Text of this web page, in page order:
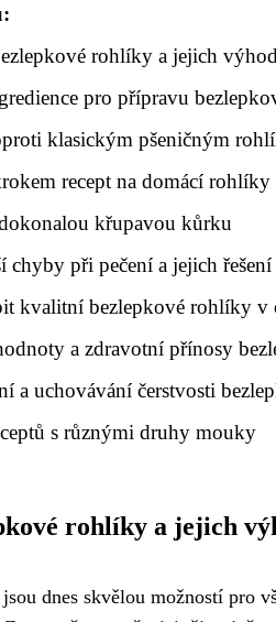
rohlíky a jejich
pro přípravu
klasickým pšeničným
recept na domácí rohlíky
křupavou kůrku
chyby při pečení a jejich řešení
kvalitní bezlepkové rohlíky v
a zdravotní přínosy
a uchovávání čerstvosti
s různými druhy mouky
rohlíky a jejich
dnes skvělou možností pro